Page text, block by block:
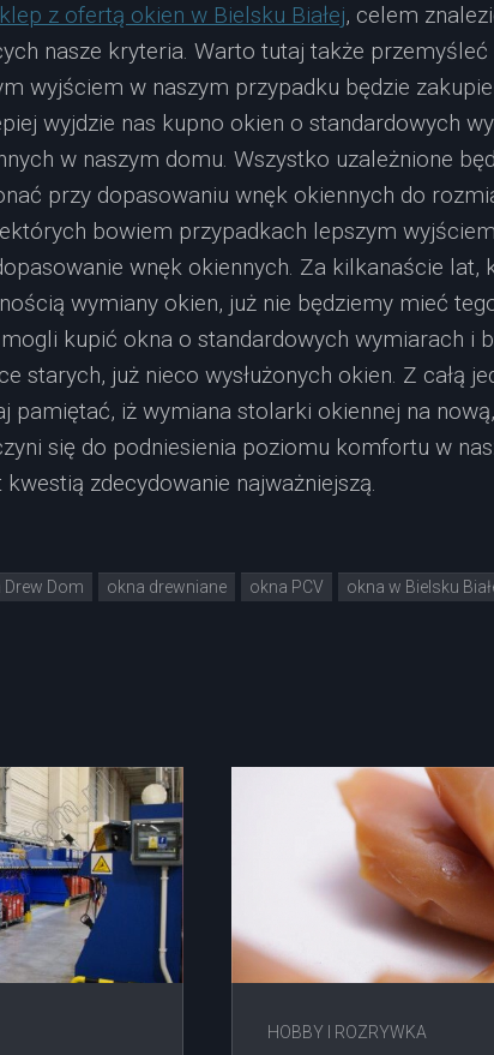
z ofertą okien w Bielsku Białej, celem
nasze kryteria. Warto tutaj także
wyjściem w naszym przypadku będzie
wyjdzie nas kupno okien o standardowych
w naszym domu. Wszystko uzależnione
przy dopasowaniu wnęk okiennych do
bowiem przypadkach lepszym
wnęk okiennych. Za kilkanaście lat,
wymiany okien, już nie będziemy mieć
kupić okna o standardowych wymiarach i
starych, już nieco wysłużonych okien. Z całą
pamiętać, iż wymiana stolarki okiennej na
się do podniesienia poziomu komfortu w
zdecydowanie najważniejszą.
Drew Dom okna drewniane okna PCV okna w Bielsku
HOBBY I ROZRYWKA